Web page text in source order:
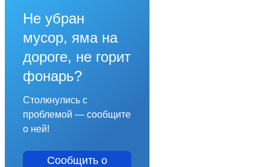
Не убран
мусор, яма на
дороге, не горит
фонарь?
Столкнулись с
проблемой — сообщите
о ней!
Сообщить о